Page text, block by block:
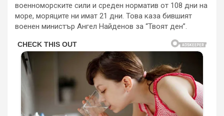
военноморските сили и среден норматив от 108 дни на
море, моряците ни имат 21 дни. Това каза бившият
военен министър Ангел Найденов за “Твоят ден”.